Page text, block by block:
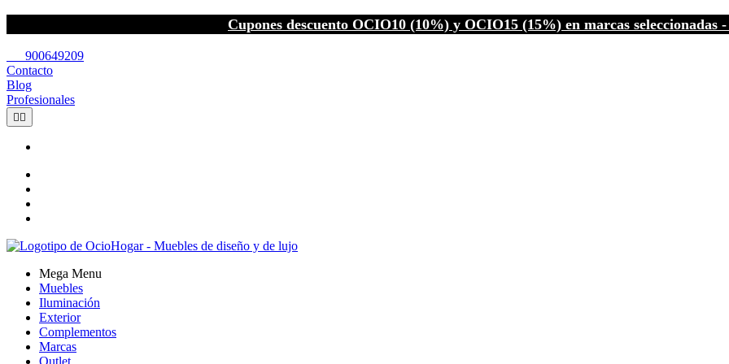
Cupones descuento OCIO10 (10%) y OCIO15 (15%) en marcas seleccionadas
900649209
Contacto
Blog
Profesionales
 
Mega Menu
Muebles
Iluminación
Exterior
Complementos
Marcas
Outlet